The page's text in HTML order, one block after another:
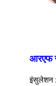
आरएफ
इंसुलेशन